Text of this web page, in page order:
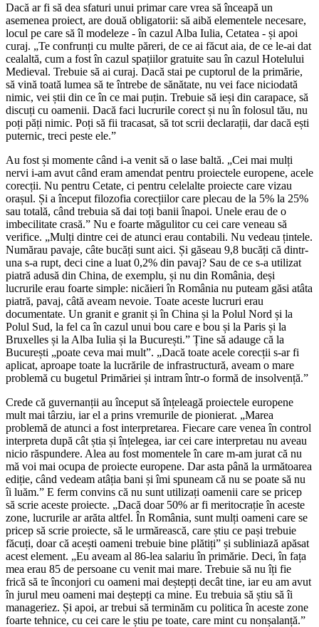
Dacă ar fi să dea sfaturi unui primar care vrea să înceapă un
asemenea proiect, are două obligatorii: să aibă elementele necesare,
locul pe care să îl modeleze - în cazul Alba Iulia, Cetatea - și apoi
curaj. „Te confrunți cu multe păreri, de ce ai făcut aia, de ce le-ai dat
cealaltă, cum a fost în cazul spațiilor gratuite sau în cazul Hotelului
Medieval. Trebuie să ai curaj. Dacă stai pe cuptorul de la primărie,
să vină toată lumea să te întrebe de sănătate, nu vei face niciodată
nimic, vei știi din ce în ce mai puțin. Trebuie să ieși din carapace, să
discuți cu oamenii. Dacă faci lucrurile corect și nu în folosul tău, nu
poți păți nimic. Poți să fii tracasat, să tot scrii declarații, dar dacă ești
puternic, treci peste ele.”
Au fost și momente când i-a venit să o lase baltă. „Cei mai mulți
nervi i-am avut când eram amendat pentru proiectele europene, acele
corecții. Nu pentru Cetate, ci pentru celelalte proiecte care vizau
orașul. Și a început filozofia corecțiilor care plecau de la 5% la 25%
sau totală, când trebuia să dai toți banii înapoi. Unele erau de o
imbecilitate crasă.” Nu e foarte măgulitor cu cei care veneau să
verifice. „Mulți dintre cei de atunci erau contabili. Nu vedeau țintele.
Numărau pavaje, câte bucăți sunt aici. Și găseau 9,8 bucăți că dintr-
una s-a rupt, deci cine a luat 0,2% din pavaj? Sau de ce s-a utilizat
piatră adusă din China, de exemplu, și nu din România, deși
lucrurile erau foarte simple: nicăieri în România nu puteam găsi atâta
piatră, pavaj, câtă aveam nevoie. Toate aceste lucruri erau
documentate. Un granit e granit și în China și la Polul Nord și la
Polul Sud, la fel ca în cazul unui bou care e bou și la Paris și la
Bruxelles și la Alba Iulia și la București.” Ține să adauge că la
București „poate ceva mai mult”. „Dacă toate acele corecții s-ar fi
aplicat, aproape toate la lucrările de infrastructură, aveam o mare
problemă cu bugetul Primăriei și intram într-o formă de insolvență.”
Crede că guvernanții au început să înțeleagă proiectele europene
mult mai târziu, iar el a prins vremurile de pionierat. „Marea
problemă de atunci a fost interpretarea. Fiecare care venea în control
interpreta după cât știa și înțelegea, iar cei care interpretau nu aveau
nicio răspundere. Alea au fost momentele în care m-am jurat că nu
mă voi mai ocupa de proiecte europene. Dar asta până la următoarea
ediție, când vedeam atâția bani și îmi spuneam că nu se poate să nu
îi luăm.” E ferm convins că nu sunt utilizați oamenii care se pricep
să scrie aceste proiecte. „Dacă doar 50% ar fi meritocrație în aceste
zone, lucrurile ar arăta altfel. În România, sunt mulți oameni care se
pricep să scrie proiecte, să le urmărească, care știu ce pași trebuie
făcuți, doar că acești oameni trebuie bine plătiți” și subliniază apăsat
acest element. „Eu aveam al 86-lea salariu în primărie. Deci, în fața
mea erau 85 de persoane cu venit mai mare. Trebuie să nu îți fie
frică să te înconjori cu oameni mai deștepți decât tine, iar eu am avut
în jurul meu oameni mai deștepți ca mine. Eu trebuia să știu să îi
manageriez. Și apoi, ar trebui să terminăm cu politica în aceste zone
foarte tehnice, cu cei care le știu pe toate, care mint cu nonșalanță.”